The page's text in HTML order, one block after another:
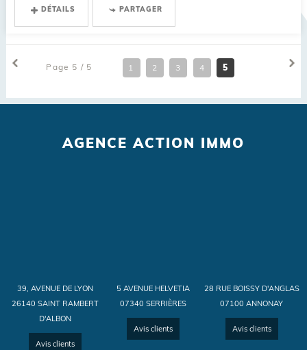
DÉTAILS PARTAGER
Page 5 / 5 1 2 3 4 5
AGENCE ACTION IMMO
39, AVENUE DE LYON
26140 SAINT RAMBERT
D'ALBON
Avis clients
5 AVENUE HELVETIA
07340 SERRIÈRES
Avis clients
28 RUE BOISSY D'ANGLAS
07100 ANNONAY
Avis clients